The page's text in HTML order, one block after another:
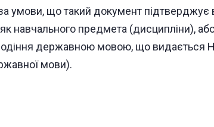
умови, що такий документ підтверджує
навчального предмета (дисципліни),
державною мовою, що видається
мови).